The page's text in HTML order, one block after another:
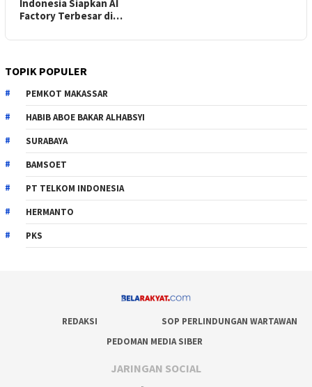
Indonesia Siapkan AI
Factory Terbesar di…
TOPIK POPULER
PEMKOT MAKASSAR
HABIB ABOE BAKAR ALHABSYI
SURABAYA
BAMSOET
PT TELKOM INDONESIA
HERMANTO
PKS
REDAKSI
SOP PERLINDUNGAN WARTAWAN
PEDOMAN MEDIA SIBER
JARINGAN SOCIAL